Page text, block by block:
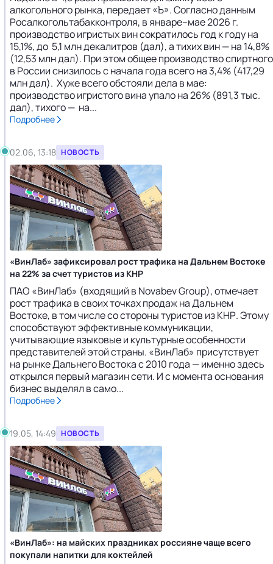
алкогольного рынка, передает «Ъ». Согласно данным
Росалкогольтабакконтроля, в январе–мае 2026 г.
производство игристых вин сократилось год к году на
15,1%, до 5,1 млн декалитров (дал), а тихих вин — на 14,8%
(12,53 млн дал). При этом общее производство спиртного
в России снизилось с начала года всего на 3,4% (417,29
млн дал). Хуже всего обстояли дела в мае:
производство игристого вина упало на 26% (891,3 тыс.
дал), тихого — на...
Подробнее
02.06, 13:18 НОВОСТЬ
«ВинЛаб» зафиксировал рост трафика на Дальнем Востоке
на 22% за счет туристов из КНР
ПАО «ВинЛаб» (входящий в Novabev Group), отмечает
рост трафика в своих точках продаж на Дальнем
Востоке, в том числе со стороны туристов из КНР. Этому
способствуют эффективные коммуникации,
учитывающие языковые и культурные особенности
представителей этой страны. «ВинЛаб» присутствует
на рынке Дальнего Востока с 2010 года — именно здесь
открылся первый магазин сети. И с момента основания
бизнес выделял в само...
Подробнее
19.05, 14:49 НОВОСТЬ
«ВинЛаб»: на майских праздниках россияне чаще всего
покупали напитки для коктейлей